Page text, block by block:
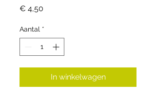
€ 4,50
Aantal *
In winkelwagen